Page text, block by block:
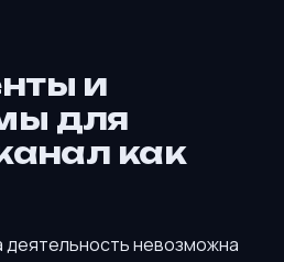
и
для
как
деятельность невозможна